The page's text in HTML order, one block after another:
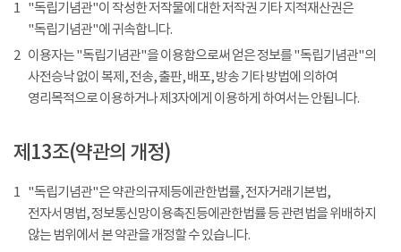
1 "독립기념관"이 작성한 저작물에 대한 저작권 기타 지적재산권은
"독립기념관"에 귀속합니다.
2 이용자는 "독립기념관"을 이용함으로써 얻은 정보를 "독립기념관"의
사전승낙 없이 복제, 전송, 출판, 배포, 방송 기타 방법에 의하여
영리목적으로 이용하거나 제3자에게 이용하게 하여서는 안됩니다.
제13조(약관의 개정)
1 "독립기념관"은 약관의규제등에관한법률, 전자거래기본법,
전자서명법, 정보통신망이용촉진등에관한법률 등 관련법을 위배하지
않는 범위에서 본 약관을 개정할 수 있습니다.